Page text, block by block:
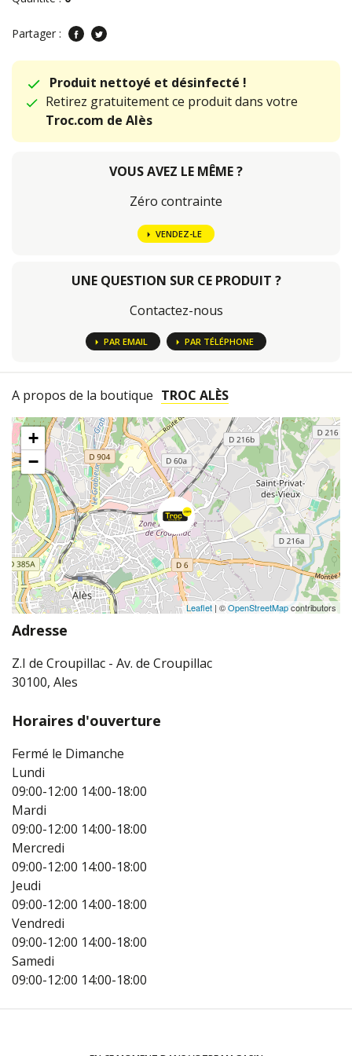
Partager :
Produit nettoyé et désinfecté !
Retirez gratuitement ce produit dans votre
Troc.com de Alès
VOUS AVEZ LE MÊME ?
Zéro contrainte
VENDEZ-LE
UNE QUESTION SUR CE PRODUIT ?
Contactez-nous
PAR EMAIL PAR TÉLÉPHONE
A propos de la boutique TROC ALÈS
+
−
Leaflet | ©OpenStreetMapcontributors
Adresse
Z.I de Croupillac - Av. de Croupillac
30100, Ales
Horaires d'ouverture
Fermé le Dimanche
Lundi
09:00-12:00 14:00-18:00
Mardi
09:00-12:00 14:00-18:00
Mercredi
09:00-12:00 14:00-18:00
Jeudi
09:00-12:00 14:00-18:00
Vendredi
09:00-12:00 14:00-18:00
Samedi
09:00-12:00 14:00-18:00